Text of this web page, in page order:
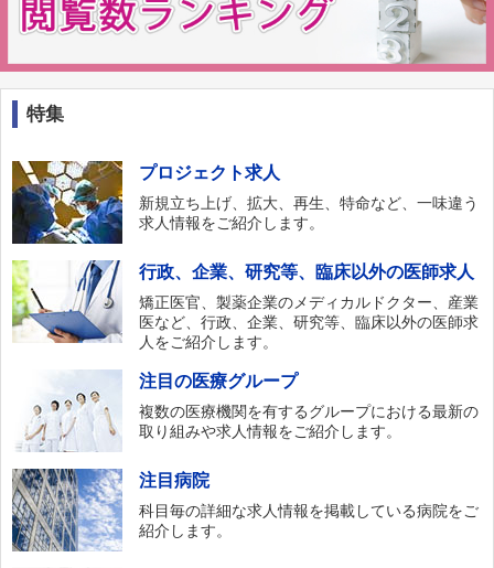
特集
プロジェクト求人
新規立ち上げ、拡大、再生、特命など、一味違う
求人情報をご紹介します。
行政、企業、研究等、臨床以外の医師求人
矯正医官、製薬企業のメディカルドクター、産業
医など、行政、企業、研究等、臨床以外の医師求
人をご紹介します。
注目の医療グループ
複数の医療機関を有するグループにおける最新の
取り組みや求人情報をご紹介します。
注目病院
科目毎の詳細な求人情報を掲載している病院をご
紹介します。